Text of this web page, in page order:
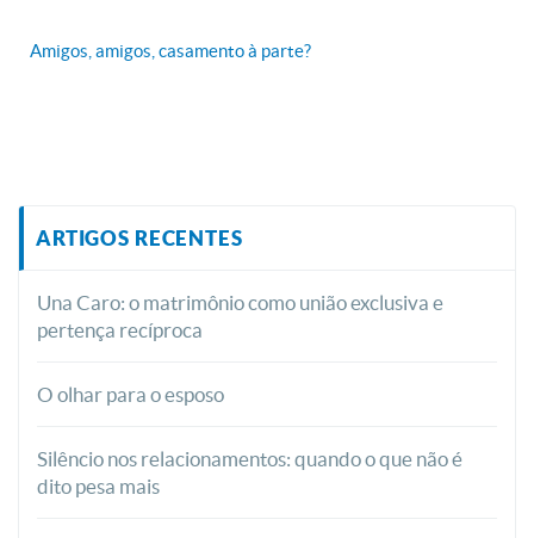
Amigos, amigos, casamento à parte?
ARTIGOS RECENTES
Una Caro: o matrimônio como união exclusiva e
pertença recíproca
O olhar para o esposo
Silêncio nos relacionamentos: quando o que não é
dito pesa mais